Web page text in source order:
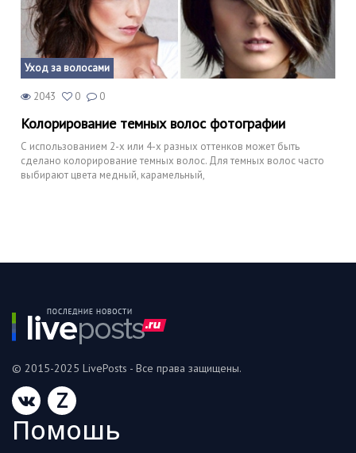
Уход за волосами
2043 0 0
Колорирование темных волос фотографии
С использованием 2-х или 4-х разных оттенков может быть
сделано колорирование темных волос. Для темных волос часто
выбирают цвета медный, карамельный,
© 2015-2025 LivePosts - Все права защищены.
Z
Помошь